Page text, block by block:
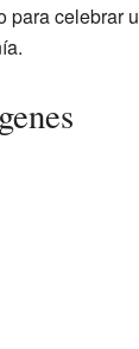
para celebrar